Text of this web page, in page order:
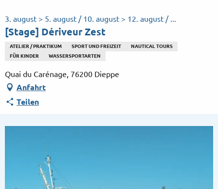
au
contenu
3. august > 5. august / 10. august > 12. august / ...
[Stage] Dériveur Zest
ATELIER / PRAKTIKUM SPORT UND FREIZEIT
NAUTICAL TOURS
FÜR KINDER
WASSERSPORTARTEN
Quai du Carénage, 76200 Dieppe
Anfahrt
Teilen